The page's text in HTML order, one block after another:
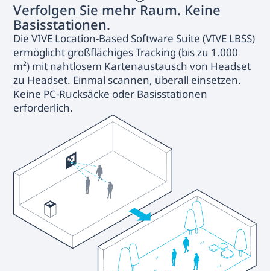
Verfolgen Sie mehr Raum. Keine
Basisstationen.
Die VIVE Location-Based Software Suite (VIVE LBSS)
ermöglicht großflächiges Tracking (bis zu 1.000
m²) mit nahtlosem Kartenaustausch von Headset
zu Headset. Einmal scannen, überall einsetzen.
Keine PC-Rucksäcke oder Basisstationen
erforderlich.